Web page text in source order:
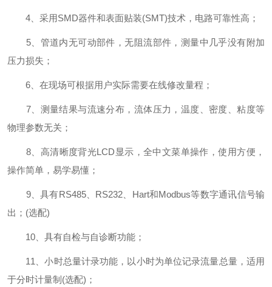
4、采用SMD器件和表面贴装(SMT)技术，电路可靠性高；
5、管道内无可动部件，无阻流部件，测量中几乎没有附加
压力损失；
6、在现场可根据用户实际需要在线修改量程；
7、测量结果与流速分布，流体压力，温度、密度、粘度等
物理参数无关；
8、高清晰度背光LCD显示，全中文菜单操作，使用方便，
操作简单，易学易懂；
9、具有RS485、RS232、Hart和Modbus等数字通讯信号输
出；(选配)
10、具有自检与自诊断功能；
11、小时总量计录功能，以小时为单位记录流量总量，适用
于分时计量制(选配)；